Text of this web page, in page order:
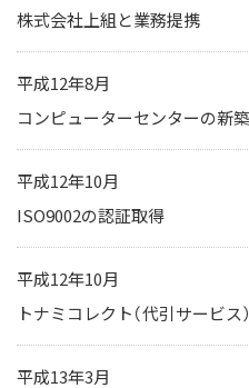
株式会社上組と業務提携
平成12年8月
コンピューターセンターの新
平成12年10月
ISO9002の認証取得
平成12年10月
トナミコレクト（代引サービス
平成13年3月